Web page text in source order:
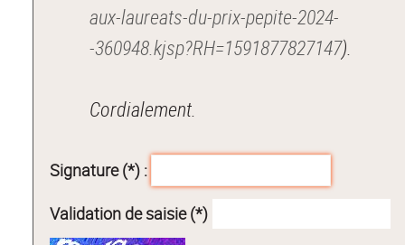
aux-laureats-du-prix-pepite-2024-
-360948.kjsp?RH=1591877827147).
Cordialement.
Signature (*) :
Validation de saisie (*)